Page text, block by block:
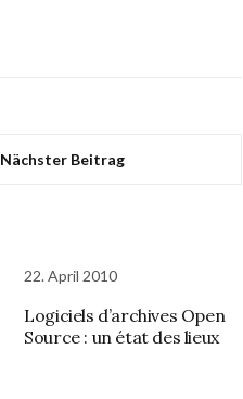
Nächster Beitrag
22. April 2010
Logiciels d’archives Open
Source : un état des lieux